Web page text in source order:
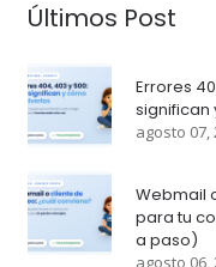
Últimos Post
Errores
significan
agosto 07,
Webmail
para tu
a paso)
agosto 06,